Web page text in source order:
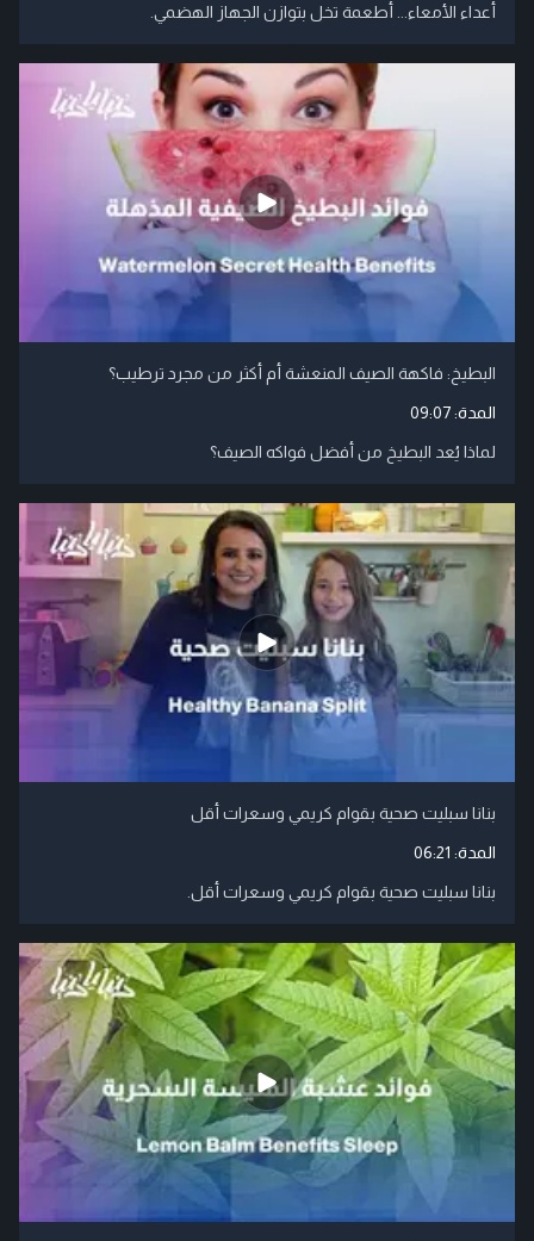
أعداء الأمعاء... أطعمة تخل بتوازن الجهاز الهضمي.
البطيخ: فاكهة الصيف المنعشة أم أكثر من مجرد ترطيب؟
المدة:09:07
لماذا يُعد البطيخ من أفضل فواكه الصيف؟
بنانا سبليت صحية بقوام كريمي وسعرات أقل
المدة: 06:21
بنانا سبليت صحية بقوام كريمي وسعرات أقل.